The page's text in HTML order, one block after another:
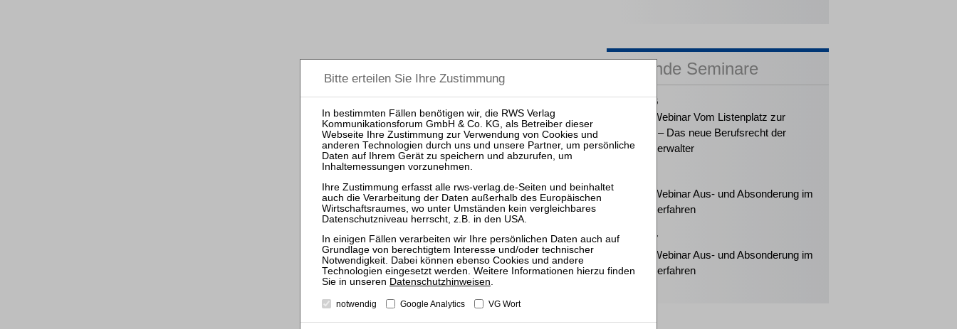
Passende Seminare
25.08.2026
Praktiker-Webinar Vom Listenplatz zur
Zulassung – Das neue Berufsrecht der
Insolvenzverwalter
Praktiker-Webinar Aus- und Absonderung im
Insolvenzverfahren
18.03.2027
Praktiker-Webinar Aus- und Absonderung im
Insolvenzverfahren
Datenschutzhinweisen.
notwendig Google Analytics VG Wort